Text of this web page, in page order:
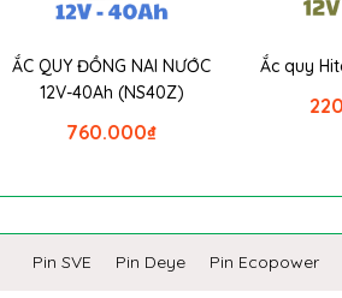
ẮC QUY ĐỒNG NAI NƯỚC
12V-40Ah (NS40Z)
₫
760.000
Ắc quy
Pin SVE Pin Deye Pin Ecopower